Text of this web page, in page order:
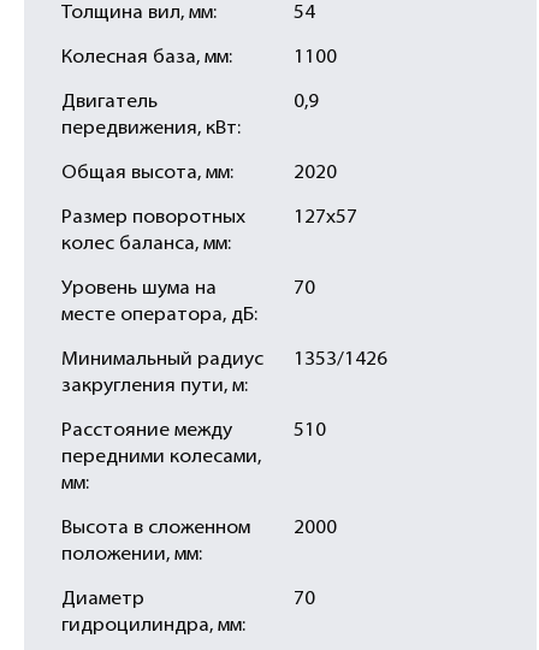
Толщина вил, мм: 54
Колесная база, мм: 1100
Двигатель
передвижения, кВт:
0,9
Общая высота, мм: 2020
Размер поворотных
колес баланса, мм:
127х57
Уровень шума на
месте оператора, дБ:
70
Минимальный радиус
закругления пути, м:
1353/1426
Расстояние между
передними колесами,
мм:
510
Высота в сложенном
положении, мм:
2000
Диаметр
гидроцилиндра, мм:
70